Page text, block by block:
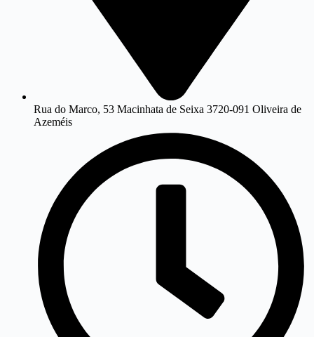
Rua do Marco, 53 Macinhata de Seixa 3720-091 Oliveira de
Azeméis